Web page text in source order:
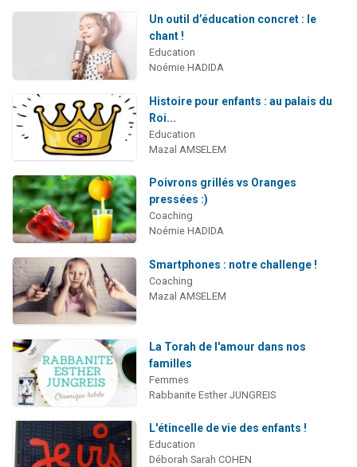
Un outil d’éducation concret : le
chant !
Education
Noémie HADIDA
Histoire pour enfants : au palais du
Roi...
Education
Mazal AMSELEM
Poivrons grillés vs Oranges
pressées :)
Coaching
Noémie HADIDA
Smartphones : notre challenge !
Coaching
Mazal AMSELEM
La Torah de l'amour dans nos
familles
Femmes
Rabbanite Esther JUNGREIS
L'étincelle de vie des enfants !
Education
Déborah Sarah COHEN